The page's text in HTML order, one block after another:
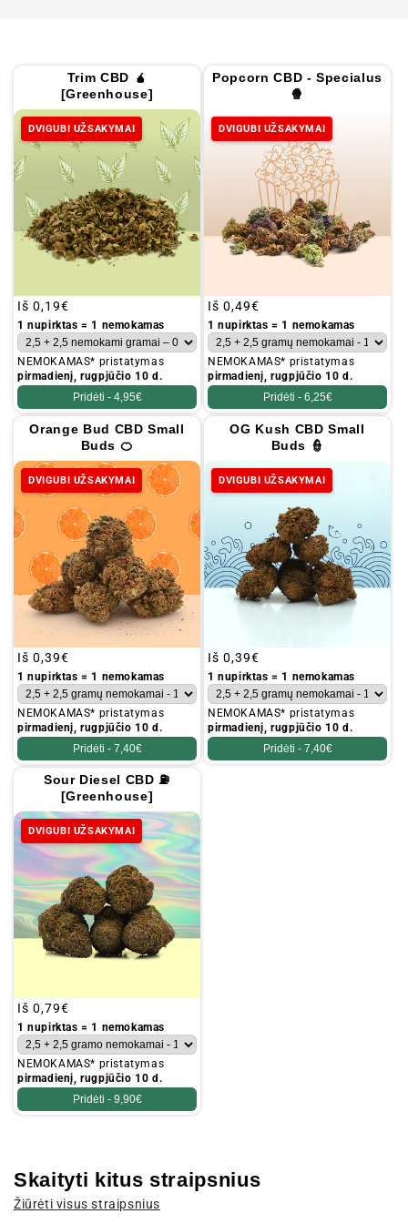
Trim CBD 🧉
[Greenhouse]
DVIGUBI UŽSAKYMAI
Įprastinė
kaina
Iš 0,19€
1 nupirktas = 1 nemokamas
NEMOKAMAS* pristatymas
pirmadienį, rugpjūčio 10 d.
Pridėti - 4,95€
Popcorn CBD - Specialus
🍿
DVIGUBI UŽSAKYMAI
Įprastinė
kaina
Iš 0,49€
1 nupirktas = 1 nemokamas
NEMOKAMAS* pristatymas
pirmadienį, rugpjūčio 10 d.
Pridėti - 6,25€
Orange Bud CBD Small
Buds 🍊
DVIGUBI UŽSAKYMAI
Įprastinė
kaina
Iš 0,39€
1 nupirktas = 1 nemokamas
NEMOKAMAS* pristatymas
pirmadienį, rugpjūčio 10 d.
Pridėti - 7,40€
OG Kush CBD Small
Buds 👮
DVIGUBI UŽSAKYMAI
Įprastinė
kaina
Iš 0,39€
1 nupirktas = 1 nemokamas
NEMOKAMAS* pristatymas
pirmadienį, rugpjūčio 10 d.
Pridėti - 7,40€
Sour Diesel CBD ⛽
[Greenhouse]
DVIGUBI UŽSAKYMAI
Įprastinė
kaina
Iš 0,79€
1 nupirktas = 1 nemokamas
NEMOKAMAS* pristatymas
pirmadienį, rugpjūčio 10 d.
Pridėti - 9,90€
Skaityti kitus straipsnius
Žiūrėti visus straipsnius